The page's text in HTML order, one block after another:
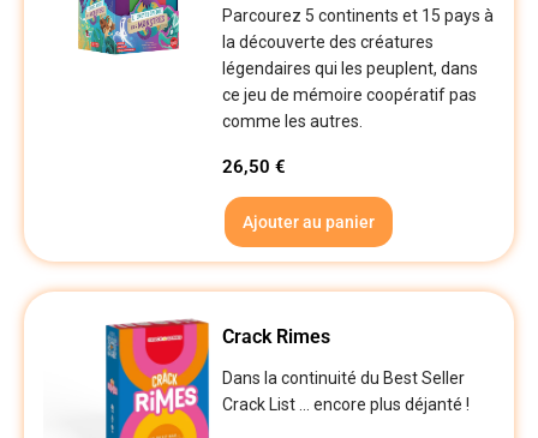
Parcourez 5 continents et 15 pays à
la découverte des créatures
légendaires qui les peuplent, dans
ce jeu de mémoire coopératif pas
comme les autres.
26,50€
Ajouter au panier
Crack Rimes
Dans la continuité du Best Seller
Crack List ... encore plus déjanté !